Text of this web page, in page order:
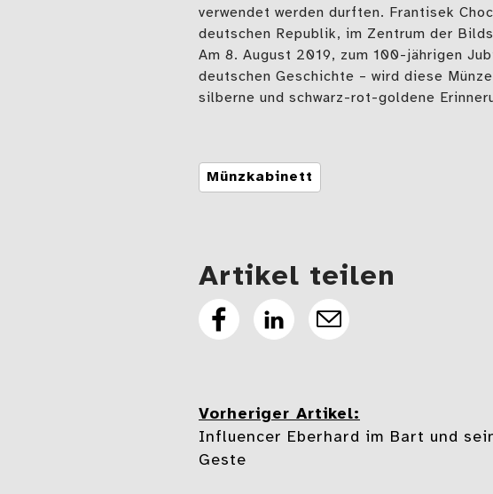
verwendet werden durften. Frantisek
deutschen Republik, im Zentrum der
Am 8. August 2019, zum 100-jährigen
deutschen Geschichte – wird diese
silberne und schwarz-rot-goldene
Tags
Münzkabinett
Artikel teilen
Artikel
teilen
Artikel
teilen
E-
Beitragsnavigation
Vorheriger Artikel:
Influencer Eberhard im Bart und
Geste